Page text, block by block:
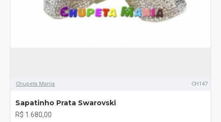
Chupeta Mania CH147
Sapatinho Prata Swarovski
R$ 1.680,00